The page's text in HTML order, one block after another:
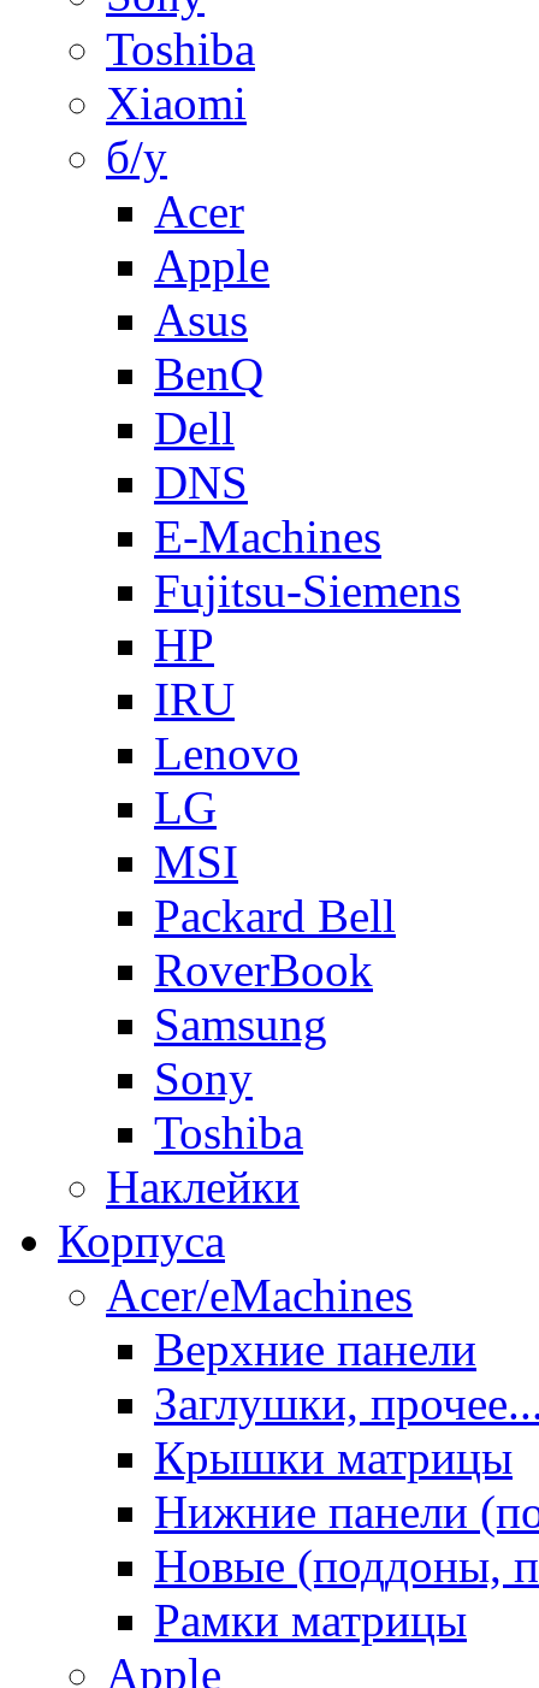
Toshiba
Xiaomi
б/у
Acer
Apple
Asus
BenQ
Dell
DNS
E-Machines
Fujitsu-Siemens
HP
IRU
Lenovo
LG
MSI
Packard Bell
RoverBook
Samsung
Sony
Toshiba
Наклейки
Корпуса
Acer/eMachines
Верхние панели
Заглушки,
Крышки матрицы
Нижние панели
Новые (поддоны,
Рамки матрицы
Apple